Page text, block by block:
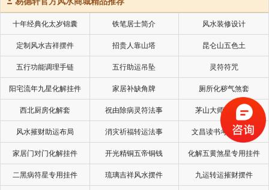
十年经典化太岁锦囊 铁笔居士简介 风水装修设计
定制风水吉祥摆件 招贵人靠山塔 昆仑山五色土
五行功能调理手链 五行助运吊坠 灵符符咒
阳宅流年九星化解挂件 家居补缺角牌 厕所化秽气煞套
西北厨房化解套 祝由除病灵符法事 茅山大师风水挂画
风水摧财助运布局 消灾祈福转运法事 文昌读书考试风水局
家居门对门化解挂件 开光精铜五帝铜钱 化解五黄煞星专用挂件
二黑病符星专用挂件 琉璃吉祥风水摆件 九运转运摧财摆件